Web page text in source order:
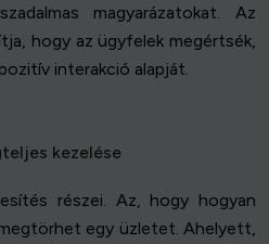
magyarázatokat. Az
hogy az ügyfelek megértsék,
interakció alapját.
kezelése
részei. Az, hogy hogyan
egy üzletet. Ahelyett,